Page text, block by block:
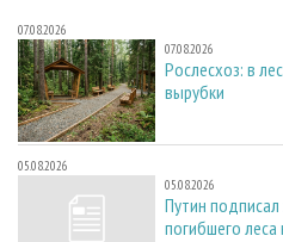
07.08.2026
07.08.2026
Рослесхоз: в
вырубки
05.08.2026
05.08.2026
Путин
погибшего леса